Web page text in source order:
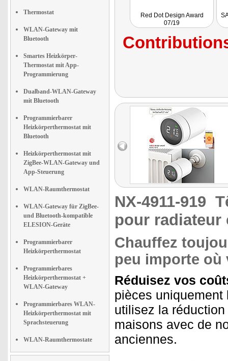
Thermostat
WLAN-Gateway mit
Bluetooth
Smartes Heizkörper-
Thermostat mit App-
Programmierung
Dualband-WLAN-Gateway
mit Bluetooth
Programmierbarer
Heizkörperthermostat mit
Bluetooth
Heizkörperthermostat mit
ZigBee-WLAN-Gateway und
App-Steuerung
WLAN-Raumthermostat
WLAN-Gateway für ZigBee-
und Bluetooth-kompatible
ELESION-Geräte
Programmierbarer
Heizkörperthermostat
Programmierbares
Heizkörperthermostat +
WLAN-Gateway
Programmierbares WLAN-
Heizkörperthermostat mit
Sprachsteuerung
WLAN-Raumthermostate
Red Dot Design Award
07/19
NX-4911-919
pour radiateur
Chauffez
peu importe où
Réduisez vos
pièces
utilisez la
maisons avec de
anciennes.